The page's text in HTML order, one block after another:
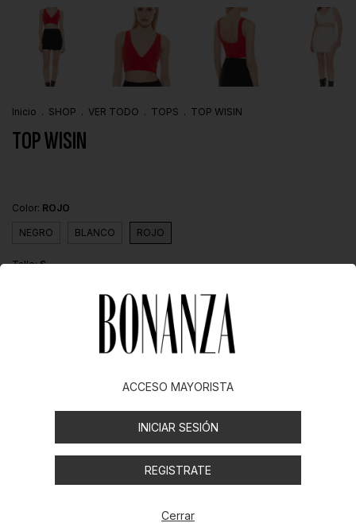
Inicio . SHOP . VER TODO . TOPS . TOP WISIN
TOP WISIN
Color: ROJO
NEGRO BLANCO ROJO
Talle:S
Descripción
Top de crep escote en V con recortes. Forro delantero.
ACCESO MAYORISTA
INICIAR SESIÓN
REGISTRATE
Cerrar